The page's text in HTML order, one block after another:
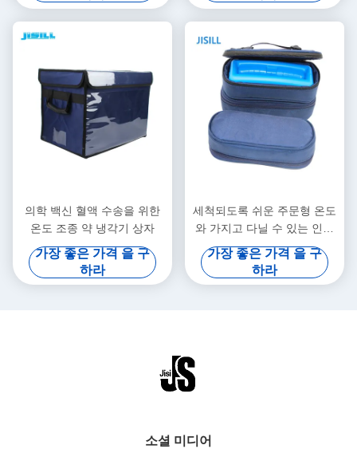
의학 백신 혈액 수송을 위한
온도 조종 약 냉각기 상자
가장 좋은 가격 을 구
하라
세척되도록 쉬운 주문형 온도
와 가지고 다닐 수 있는 인슐
린 의학 냉장 용기
가장 좋은 가격 을 구
하라
소셜 미디어